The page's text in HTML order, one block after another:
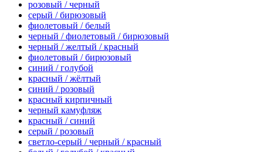
розовый / черный
серый / бирюзовый
фиолетовый / белый
черный / фиолетовый / бирюзовый
черный / желтый / красный
фиолетовый / бирюзовый
синий / голубой
красный / жёлтый
синий / розовый
красный кирпичный
черный камуфляж
красный / синий
серый / розовый
светло-серый / черный / красный